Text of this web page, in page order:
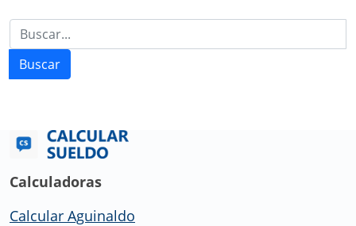
Buscar
Calculadoras
Calcular Aguinaldo